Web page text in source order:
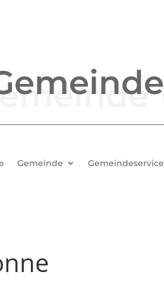
Gemeinde Gemeindeservice